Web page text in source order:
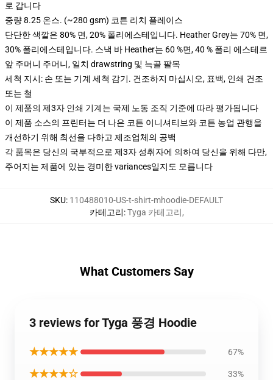
로 갑니다
중량 8.25 온스. (~280 gsm) 코튼 리치 플레이스
단단한 색깔은 80% 면, 20% 폴리에스테입니다. Heather Grey는 70% 면,
30% 폴리에스테입니다. 스낵 바 Heather는 60 %면, 40 % 폴리 에스테르
앞 주머니 주머니, 일치 drawstring 및 늑골 팔목
세척 지시: 손 또는 기계 세척 감기. 건조하지 마십시오, 표백, 인쇄 건조
또는 철
이 제품의 제3자 인쇄 기계는 국제 노동 조직 기준에 따라 평가됩니다
이 제품 소스의 프린터는 더 나은 코튼 이니셔티브와 코튼 농업 관행을
개선하기 위해 최선을 다하고 제조업체의 공백
각 품목은 당신의 국부적으로 제3자 성취자에 의하여 당신을 위해 다만,
주어지는 제품에 있는 경미한 variances일지도 모릅니다
SKU: 110488010-US-t-shirt-mhoodie-DEFAULT
카테고리:Tyga 카테고리,
What Customers Say
3 reviews for Tyga 풍경 Hoodie
★★★★★ 67%
★★★★☆ 33%